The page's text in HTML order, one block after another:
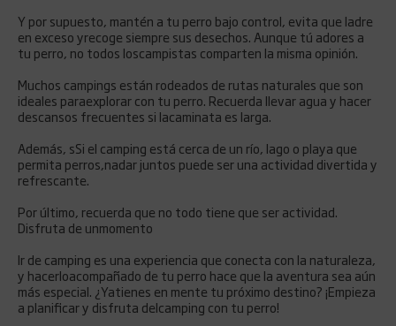
Y por supuesto, mantén a tu perro bajo control, evita que ladre
en exceso yrecoge siempre sus desechos. Aunque tú adores a
tu perro, no todos loscampistas comparten la misma opinión.
Muchos campings están rodeados de rutas naturales que son
ideales paraexplorar con tu perro. Recuerda llevar agua y hacer
descansos frecuentes si lacaminata es larga.
Además, sSi el camping está cerca de un río, lago o playa que
permita perros,nadar juntos puede ser una actividad divertida y
refrescante.
Por último, recuerda que no todo tiene que ser actividad.
Disfruta de unmomento
Ir de camping es una experiencia que conecta con la naturaleza,
y hacerloacompañado de tu perro hace que la aventura sea aún
más especial. ¿Yatienes en mente tu próximo destino? ¡Empieza
a planificar y disfruta delcamping con tu perro!